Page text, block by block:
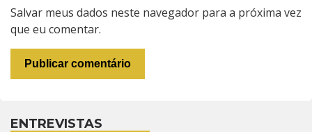
Salvar meus dados neste navegador para a próxima vez
que eu comentar.
ENTREVISTAS